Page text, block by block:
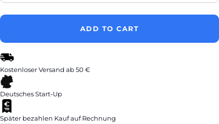
ADD TO CART
KostenloserVersand ab 50 €
DeutschesStart-Up
Später bezahlen Kauf auf Rechnung